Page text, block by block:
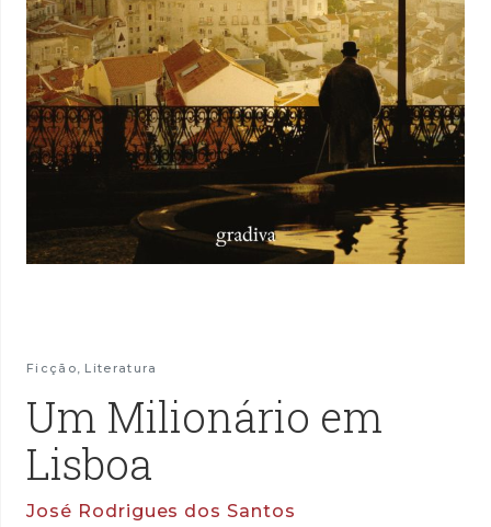
Ficção, Literatura
Um Milionário em
Lisboa
José Rodrigues dos Santos